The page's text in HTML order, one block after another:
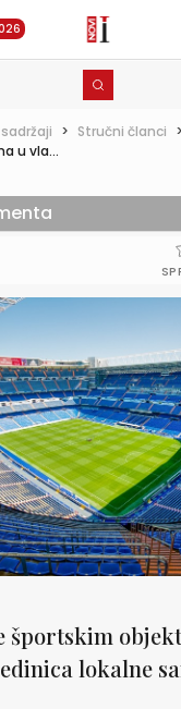
> Stručni članci >
u vla...
športskim
lokalne